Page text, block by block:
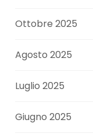
Ottobre 2025
Agosto 2025
Luglio 2025
Giugno 2025